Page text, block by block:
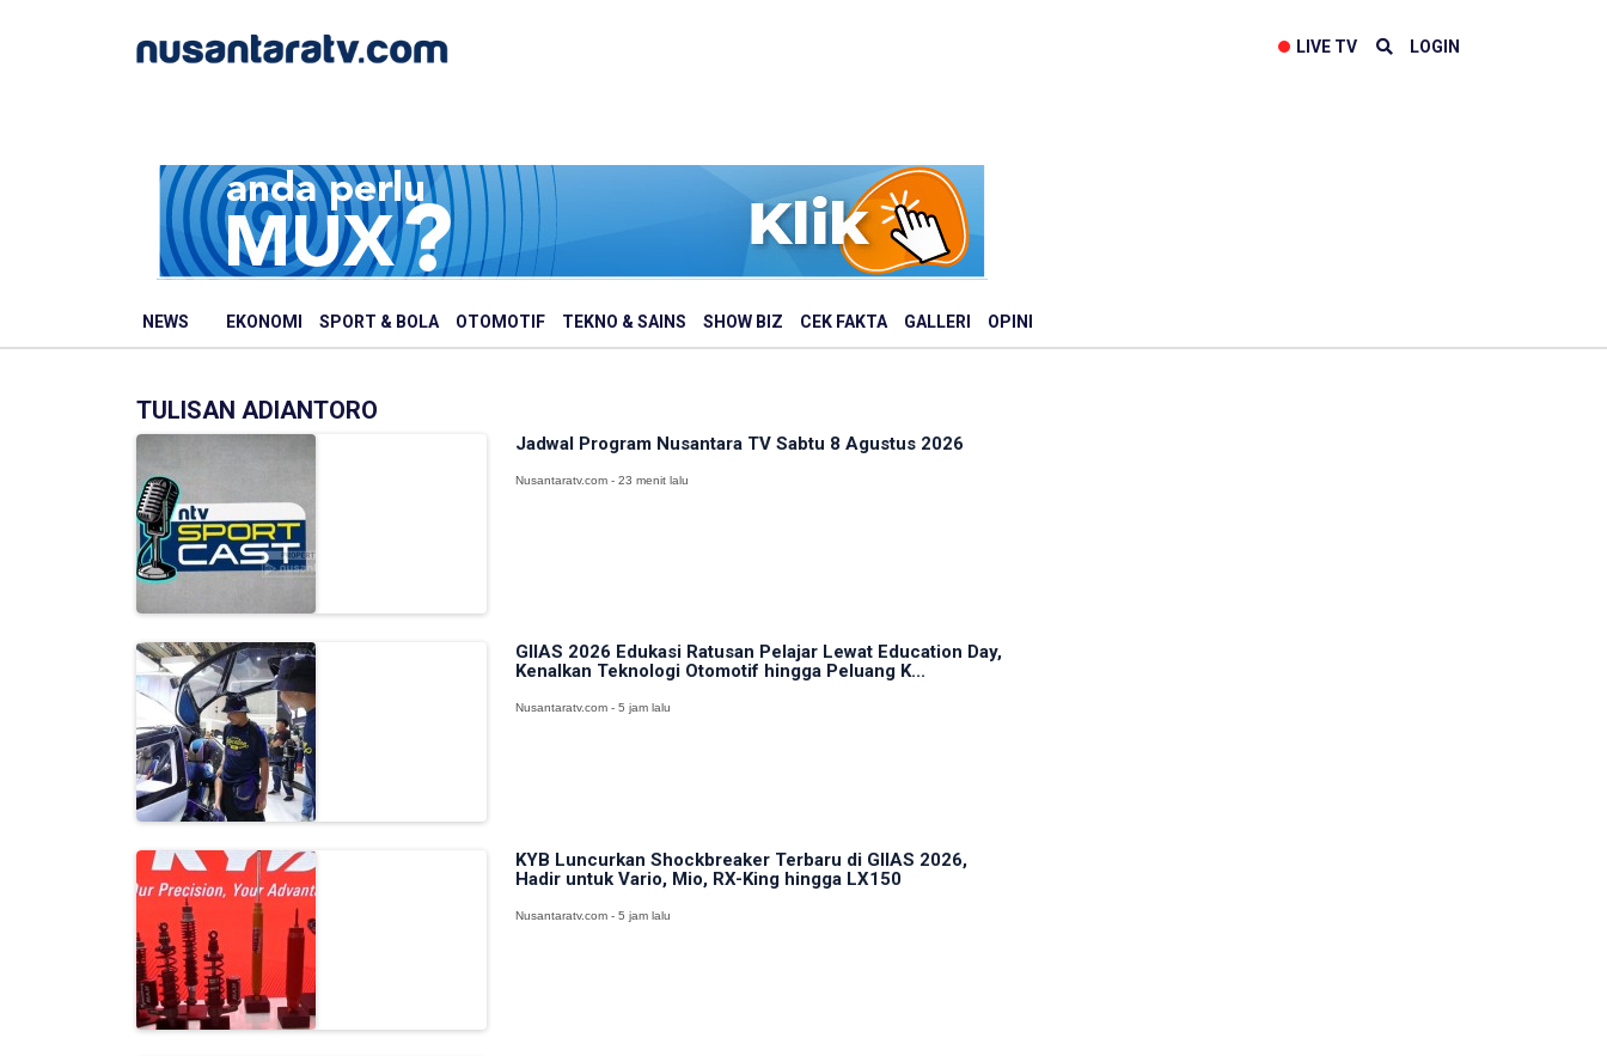
LIVE TV LOGIN
NEWS EKONOMI SPORT & BOLA OTOMOTIF TEKNO & SAINS SHOW BIZ CEK FAKTA GALLERI OPINI
TULISAN ADIANTORO
Jadwal Program Nusantara TV Sabtu 8 Agustus 2026
Nusantaratv.com - 23 menit lalu
GIIAS 2026 Edukasi Ratusan Pelajar Lewat Education Day,
Kenalkan Teknologi Otomotif hingga Peluang K...
Nusantaratv.com - 5 jam lalu
KYB Luncurkan Shockbreaker Terbaru di GIIAS 2026,
Hadir untuk Vario, Mio, RX-King hingga LX150
Nusantaratv.com - 5 jam lalu